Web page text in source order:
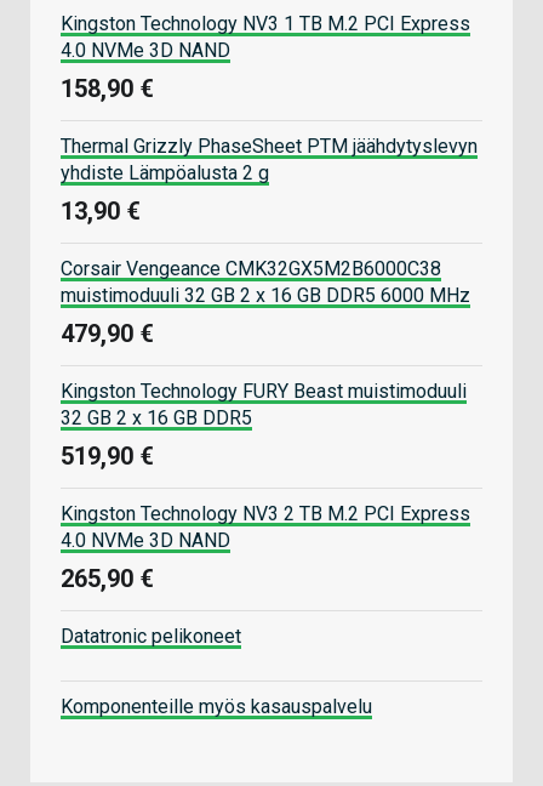
Kingston Technology NV3 1 TB M.2 PCI Express
4.0 NVMe 3D NAND
158,90 €
Thermal Grizzly PhaseSheet PTM jäähdytyslevyn
yhdiste Lämpöalusta 2 g
13,90 €
Corsair Vengeance CMK32GX5M2B6000C38
muistimoduuli 32 GB 2 x 16 GB DDR5 6000 MHz
479,90 €
Kingston Technology FURY Beast muistimoduuli
32 GB 2 x 16 GB DDR5
519,90 €
Kingston Technology NV3 2 TB M.2 PCI Express
4.0 NVMe 3D NAND
265,90 €
Datatronic pelikoneet
Komponenteille myös kasauspalvelu